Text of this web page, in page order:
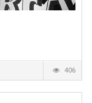
406